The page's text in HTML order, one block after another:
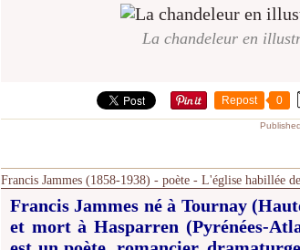
La chandeleur en
Repost 0
Francis Jammes (1858-1938) - poète - L'église habillée
Francis Jammes né à Tournay
et mort à Hasparren (Pyrénées-